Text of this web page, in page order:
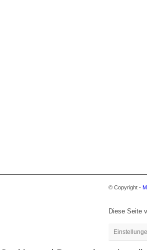
© Copyright -
Diese Seite